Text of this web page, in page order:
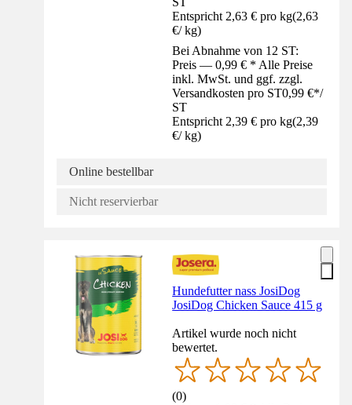
Entspricht 2,63 € pro kg(2,63
€/ kg)
Bei Abnahme von 12 ST:
Preis — 0,99 € * Alle Preise
inkl. MwSt. und ggf. zzgl.
Versandkosten pro ST0,99 €*/
ST
Entspricht 2,39 € pro kg(2,39
€/ kg)
Online bestellbar
Nicht reservierbar
Hundefutter nass JosiDog
JosiDog Chicken Sauce 415 g
Artikel wurde noch nicht
bewertet.
(0)